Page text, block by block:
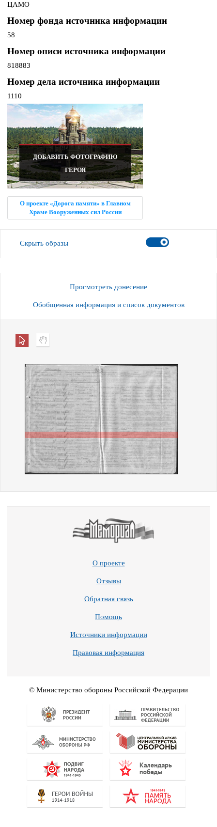
ЦАМО
Номер фонда источника информации
58
Номер описи источника информации
818883
Номер дела источника информации
1110
ДОБАВИТЬ ФОТОГРАФИЮ
ГЕРОЯ
О проекте «Дорога памяти» в Главном
Храме Вооруженных сил России
Скрыть образы
Просмотреть донесение
Обобщенная информация и список документов
О проекте
Отзывы
Обратная связь
Помощь
Источники информации
Правовая информация
© Министерство обороны Российской Федерации